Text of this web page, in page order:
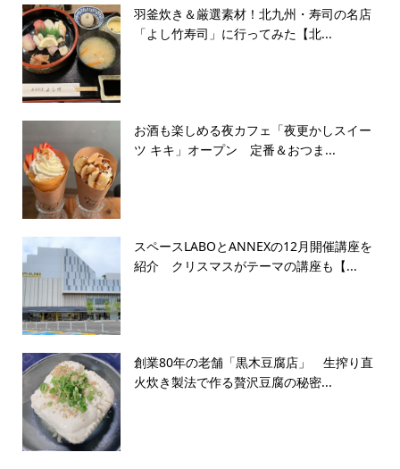
羽釜炊き＆厳選素材！北九州・寿司の名店
「よし竹寿司」に行ってみた【北...
お酒も楽しめる夜カフェ「夜更かしスイー
ツ キキ」オープン 定番＆おつま...
スペースLABOとANNEXの12月開催講座を
紹介 クリスマスがテーマの講座も【...
創業80年の老舗「黒木豆腐店」 生搾り直
火炊き製法で作る贅沢豆腐の秘密...